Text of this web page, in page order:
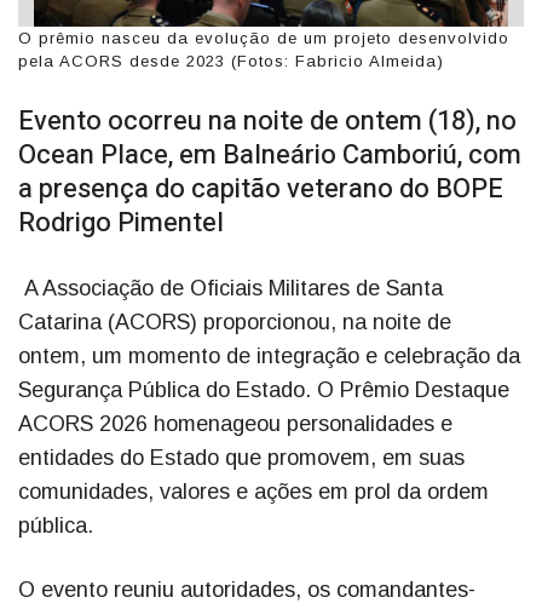
O prêmio nasceu da evolução de um projeto desenvolvido
pela ACORS desde 2023 (Fotos: Fabricio Almeida)
Evento ocorreu na noite de ontem (18), no
Ocean Place, em Balneário Camboriú, com
a presença do capitão veterano do BOPE
Rodrigo Pimentel
A Associação de Oficiais Militares de Santa
Catarina (ACORS) proporcionou, na noite de
ontem, um momento de integração e celebração da
Segurança Pública do Estado. O Prêmio Destaque
ACORS 2026 homenageou personalidades e
entidades do Estado que promovem, em suas
comunidades, valores e ações em prol da ordem
pública.
O evento reuniu autoridades, os comandantes-